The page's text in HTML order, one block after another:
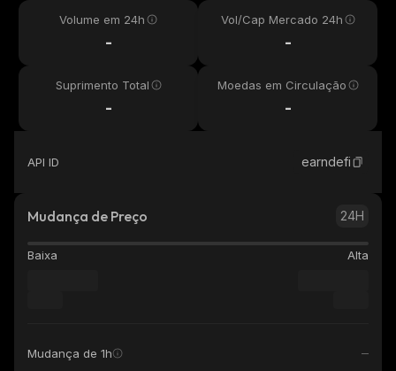
Volume em 24h
-
Vol/Cap Mercado 24h
-
Suprimento Total
-
Moedas em Circulação
-
API ID earndefi
Mudança de Preço 24H
Baixa Alta
Mudança de 1h